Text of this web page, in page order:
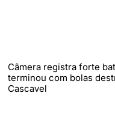
Câmera registra forte
terminou com bolas
Cascavel